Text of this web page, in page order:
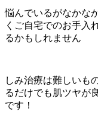
悩んでいるがなかな
くご自宅でのお手入
るかもしれません
しみ治療は難しいも
るだけでも肌ツヤが
です！